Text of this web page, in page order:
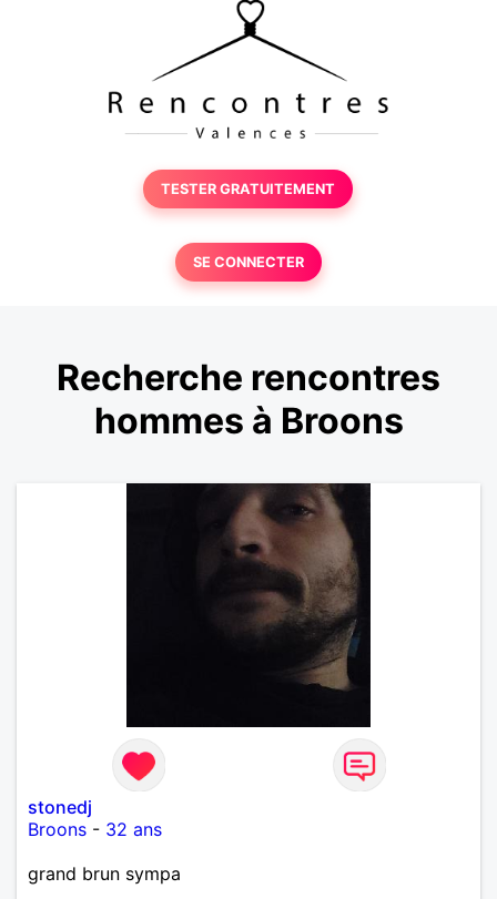
TESTER GRATUITEMENT
SE CONNECTER
Recherche rencontres
hommes à Broons
stonedj
Broons - 32 ans
grand brun sympa